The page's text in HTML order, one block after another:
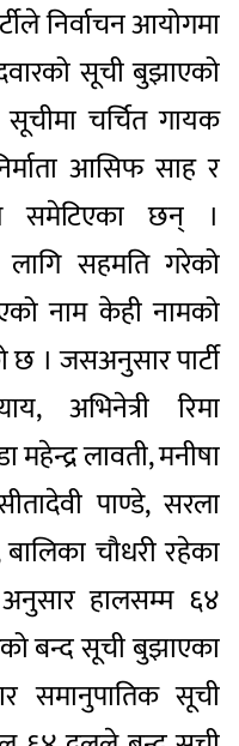
निर्वाचन आयोगमा
सूची बुझाएको
चर्चित गायक
आसिफ साह र
समेटिएका छन् ।
सहमति गरेको
नाम केही नामको
छ । जसअनुसार पार्टी
अभिनेत्री रिमा
महेन्द्र लावती, मनीषा
पाण्डे, सरला
बालिका चौधरी रहेका
हालसम्म ६४
बन्द सूची बुझाएका
समानुपातिक सूची